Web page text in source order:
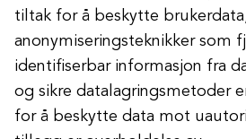
tiltak for å beskytte
anonymiseringsteknikker som
identifiserbar informasjon fra
og sikre datalagringsmetoder
for å beskytte data mot